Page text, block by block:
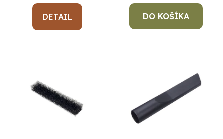
DETAIL DO KOŠÍKA